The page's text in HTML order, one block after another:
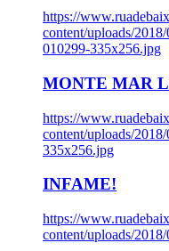
https://
content/uploads/
010299-335x256.jpg
MONTE MAR
https://
content/uploads/
335x256.jpg
INFAME!
https://
content/uploads/